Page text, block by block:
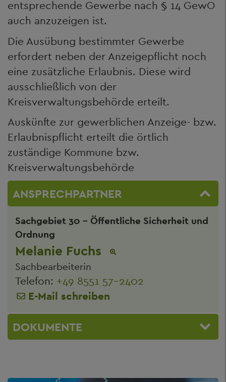
entsprechende Gewerbe nach § 14 GewO
auch anzuzeigen ist.
Die Ausübung bestimmter Gewerbe
erfordert neben der Anzeigepflicht noch
eine zusätzliche Erlaubnis. Diese wird
ausschließlich von der
Kreisverwaltungsbehörde erteilt.
Auskünfte zur gewerblichen Anzeige- bzw.
Erlaubnispflicht erteilt die örtlich
zuständige Kommune bzw.
Kreisverwaltungsbehörde
ANSPRECHPARTNER
Sachgebiet 30 - Öffentliche Sicherheit und
Ordnung
Melanie Fuchs
Sachbearbeiterin
Telefon: +49 8551 57-2402
E-Mail schreiben
DOKUMENTE